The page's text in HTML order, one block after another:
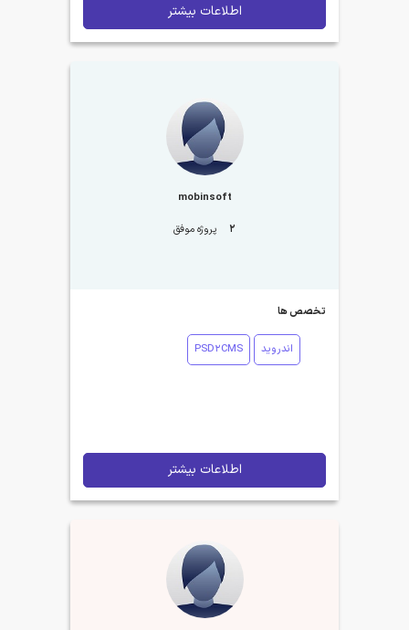
اطلاعات بیشتر
mobinsoft
2 پروژه موفق
تخصص ها
اندروید PSD2CMS
اطلاعات بیشتر